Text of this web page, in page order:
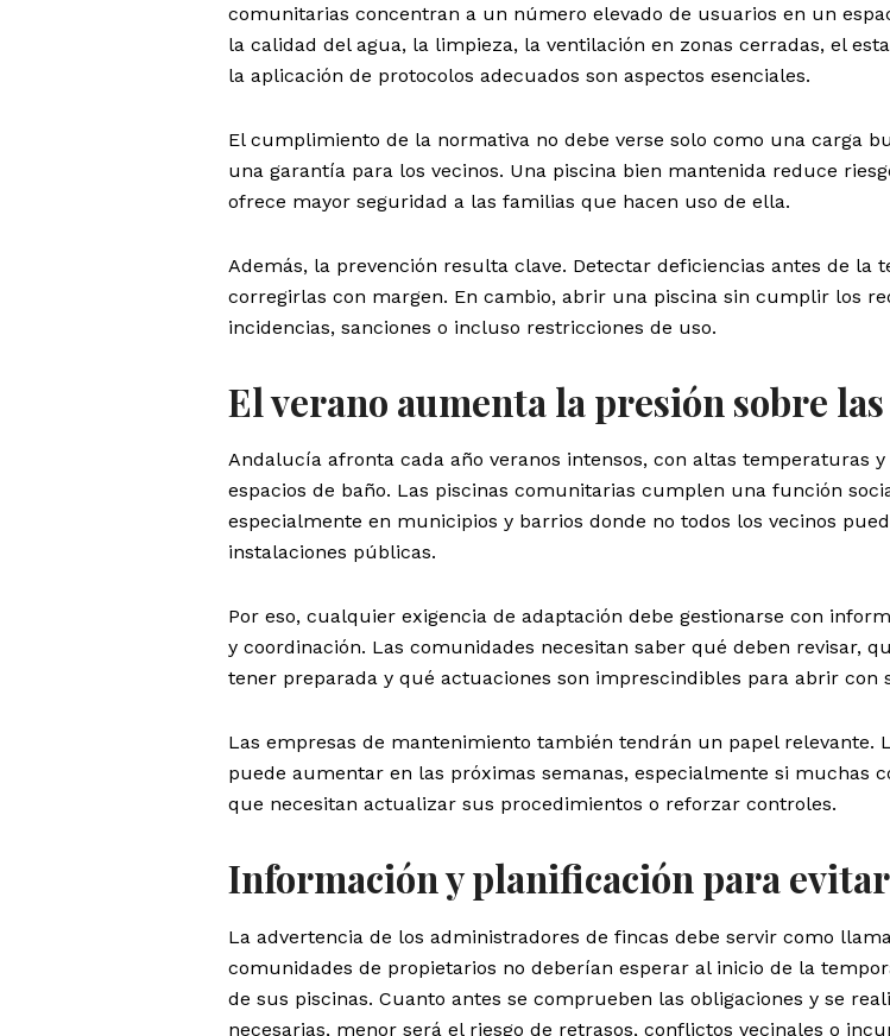
comunitarias concentran a un número elevado de usuarios en un
la calidad del agua, la limpieza, la ventilación en zonas cerradas, el
la aplicación de protocolos adecuados son aspectos esenciales.
El cumplimiento de la normativa no debe verse solo como una carga
una garantía para los vecinos. Una piscina bien mantenida reduce
ofrece mayor seguridad a las familias que hacen uso de ella.
Además, la prevención resulta clave. Detectar deficiencias antes de la
corregirlas con margen. En cambio, abrir una piscina sin cumplir los
incidencias, sanciones o incluso restricciones de uso.
El verano aumenta la presión sobre
Andalucía afronta cada año veranos intensos, con altas temperaturas
espacios de baño. Las piscinas comunitarias cumplen una función
especialmente en municipios y barrios donde no todos los vecinos
instalaciones públicas.
Por eso, cualquier exigencia de adaptación debe gestionarse con
y coordinación. Las comunidades necesitan saber qué deben revisar,
tener preparada y qué actuaciones son imprescindibles para abrir con
Las empresas de mantenimiento también tendrán un papel relevante.
puede aumentar en las próximas semanas, especialmente si muchas
que necesitan actualizar sus procedimientos o reforzar controles.
Información y planificación para
La advertencia de los administradores de fincas debe servir como
comunidades de propietarios no deberían esperar al inicio de la
de sus piscinas. Cuanto antes se comprueben las obligaciones y se
necesarias, menor será el riesgo de retrasos, conflictos vecinales o